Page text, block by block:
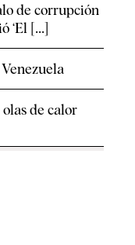
de corrupción
‘El [...]
de calor